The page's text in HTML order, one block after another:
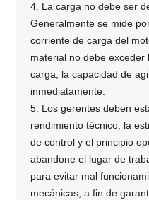
4. La carga no debe ser
Generalmente se mide
corriente de carga del
material no debe
carga, la capacidad de
inmediatamente.
5. Los gerentes deben
rendimiento técnico, la
de control y el principio
abandone el lugar de
para evitar mal
mecánicas, a fin de